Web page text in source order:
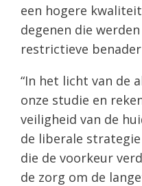
een hogere
degenen die
restrictieve
“In het licht van de
onze studie en
veiligheid van de
de liberale
die de voorkeur
de zorg om de